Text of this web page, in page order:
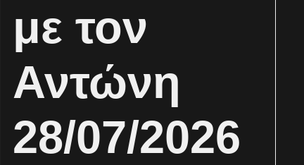
με τον
Αντώνη
28/07/2026